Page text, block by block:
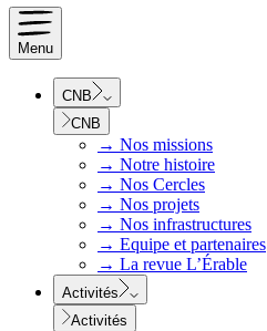
Menu
CNB
CNB
→ Nos missions
→ Notre histoire
→ Nos Cercles
→ Nos projets
→ Nos infrastructures
→ Equipe et partenaires
→ La revue L’Érable
Activités
Activités